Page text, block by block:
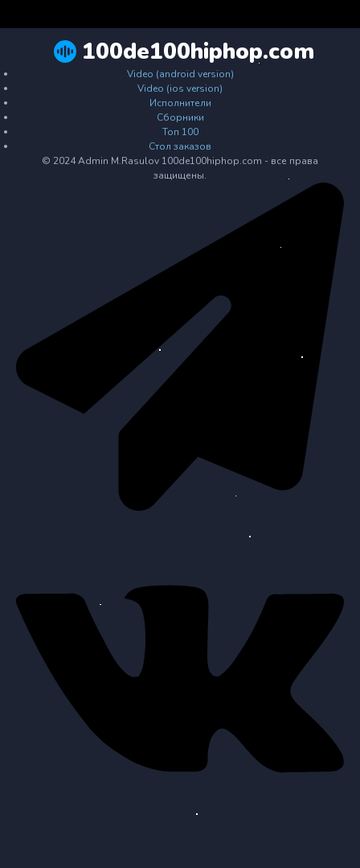
100de100hiphop.com
Video (android version)
Video (ios version)
Исполнители
Сборники
Топ 100
Стол заказов
© 2024 Admin M.Rasulov 100de100hiphop.com - все права
защищены.